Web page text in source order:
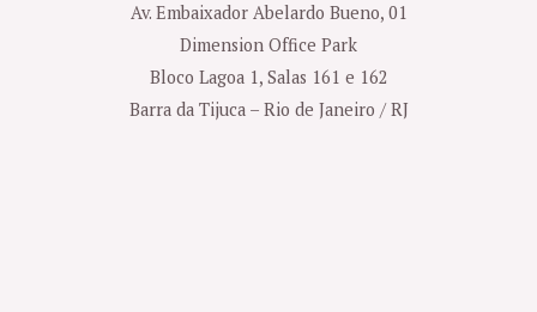
Av. Embaixador Abelardo Bueno, 01
Dimension Office Park
Bloco Lagoa 1, Salas 161 e 162
Barra da Tijuca – Rio de Janeiro / RJ